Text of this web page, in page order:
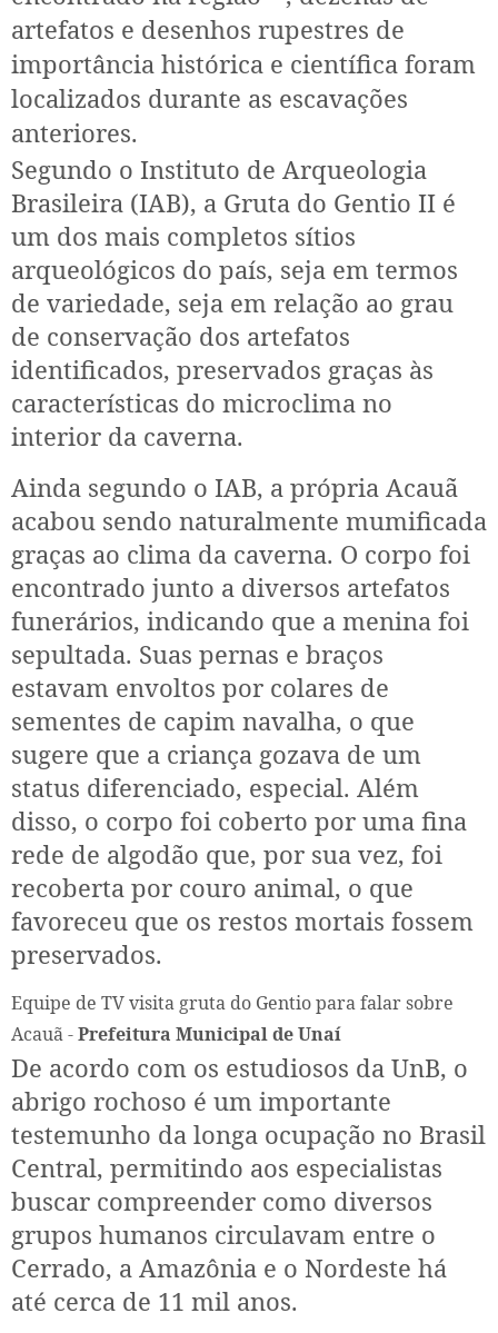
artefatos e desenhos rupestres de
importância histórica e científica foram
localizados durante as escavações
anteriores.
Segundo o Instituto de Arqueologia
Brasileira (IAB), a Gruta do Gentio II é
um dos mais completos sítios
arqueológicos do país, seja em termos
de variedade, seja em relação ao grau
de conservação dos artefatos
identificados, preservados graças às
características do microclima no
interior da caverna.
Ainda segundo o IAB, a própria Acauã
acabou sendo naturalmente mumificada
graças ao clima da caverna. O corpo foi
encontrado junto a diversos artefatos
funerários, indicando que a menina foi
sepultada. Suas pernas e braços
estavam envoltos por colares de
sementes de capim navalha, o que
sugere que a criança gozava de um
status diferenciado, especial. Além
disso, o corpo foi coberto por uma fina
rede de algodão que, por sua vez, foi
recoberta por couro animal, o que
favoreceu que os restos mortais fossem
preservados.
Equipe de TV visita gruta do Gentio para falar sobre
Acauã -Prefeitura Municipal de Unaí
De acordo com os estudiosos da UnB, o
abrigo rochoso é um importante
testemunho da longa ocupação no Brasil
Central, permitindo aos especialistas
buscar compreender como diversos
grupos humanos circulavam entre o
Cerrado, a Amazônia e o Nordeste há
até cerca de 11 mil anos.